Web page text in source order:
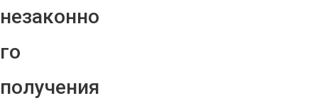
незаконно
го
получения